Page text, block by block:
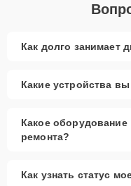
Как долго занимает
Какие устройства
Какое оборудование
ремонта?
Как узнать статус